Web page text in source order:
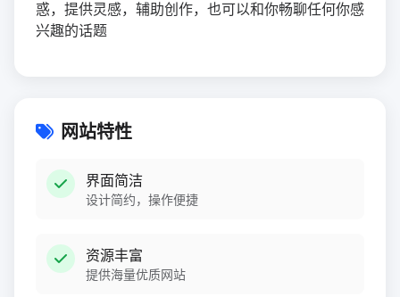
惑，提供灵感，辅助创作，也可以和你畅聊任何你感
兴趣的话题
网站特性
界面简洁
设计简约，操作便捷
资源丰富
提供海量优质网站